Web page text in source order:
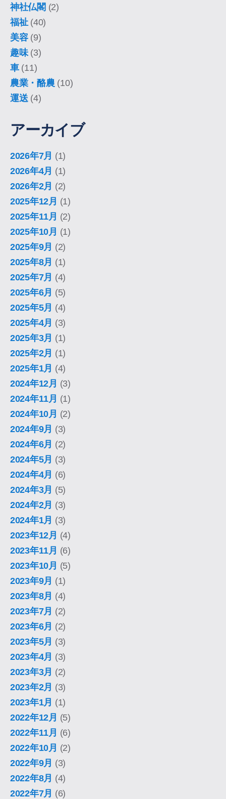
神社仏閣 (2)
福祉(40)
美容(9)
趣味(3)
車(11)
農業・酪農 (10)
運送 (4)
アーカイブ
2026年7月 (1)
2026年4月 (1)
2026年2月 (2)
2025年12月 (1)
2025年11月 (2)
2025年10月 (1)
2025年9月 (2)
2025年8月 (1)
2025年7月 (4)
2025年6月 (5)
2025年5月 (4)
2025年4月 (3)
2025年3月 (1)
2025年2月 (1)
2025年1月 (4)
2024年12月 (3)
2024年11月 (1)
2024年10月 (2)
2024年9月 (3)
2024年6月 (2)
2024年5月 (3)
2024年4月 (6)
2024年3月 (5)
2024年2月 (3)
2024年1月 (3)
2023年12月 (4)
2023年11月 (6)
2023年10月 (5)
2023年9月 (1)
2023年8月 (4)
2023年7月 (2)
2023年6月 (2)
2023年5月 (3)
2023年4月 (3)
2023年3月 (2)
2023年2月 (3)
2023年1月 (1)
2022年12月 (5)
2022年11月 (6)
2022年10月 (2)
2022年9月 (3)
2022年8月 (4)
2022年7月 (6)